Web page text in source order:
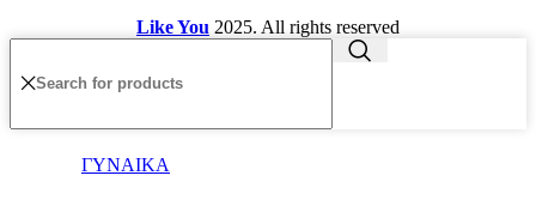
Like You 2025. All rights reserved
ΓΥΝΑΙΚΑ